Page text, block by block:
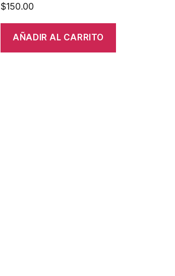
$150.00
AÑADIR AL CARRITO